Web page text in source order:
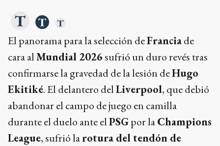
El panorama para la selección deFranciade
cara alMundial 2026sufrió un duro revés tras
confirmarse la gravedad de la lesión deHugo
Ekitiké. El delantero delLiverpool, que debió
abandonar el campo de juego en camilla
durante el duelo ante elPSGpor laChampions
League, sufrió larotura del tendón de